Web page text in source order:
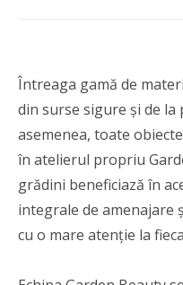
Întreaga gamă de
din surse sigure și de la
asemenea, toate
în atelierul propriu
grădini beneficiază în
integrale de amenajare
cu o mare atenție la